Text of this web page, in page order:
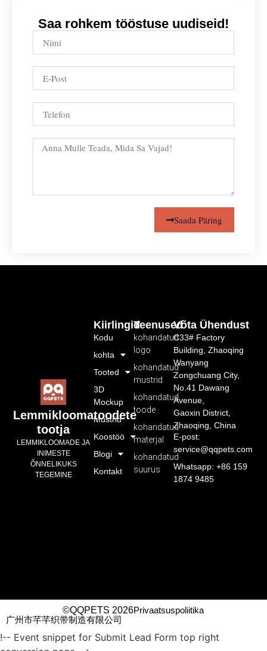
Saa rohkem tööstuse uudiseid!
Saada Päring
Lemmikloomatoodete
tootja
LEMMIKLOOMADE JA
INIMESTE
ÕNNELIKUKS
TEGEMINE
Teenused
kohandatud
logo
kohandatud
mustrid
kohandatud
toode
kohandatud
materjal
kohandatud
suurus
Kiirlingid
Kodu
kohta
Tooted
3D
Mockup
Mustrid
Koostöö
Blogi
Kontakt
Võta Ühendust
C33# Factory
Building, Zhaoqing
Wanyang
Zongchuang City,
No.41 Dawang
Avenue,
Gaoxin District,
Zhaoqing, China
E-post:
service@qqpets.com
Whatsapp: +86 159
1874 9485
©QQPETS 2026Privaatsuspoliitika
广州市芊芊织带制造有限公司
!-- Event snippet for Submit Lead Form top right